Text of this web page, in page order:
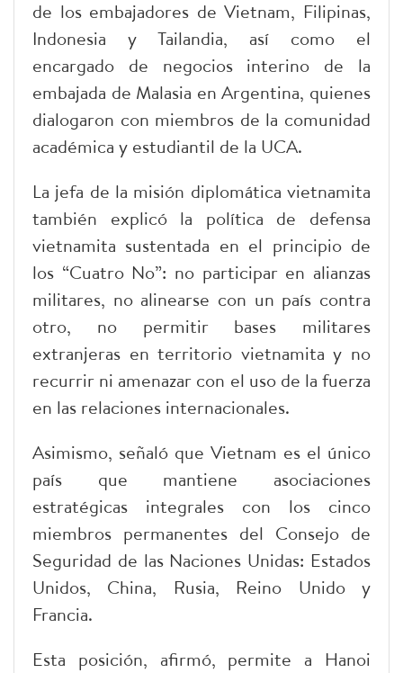
de los embajadores de Vietnam, Filipinas,
Indonesia y Tailandia, así como el
encargado de negocios interino de la
embajada de Malasia en Argentina, quienes
dialogaron con miembros de la comunidad
académica y estudiantil de la UCA.
La jefa de la misión diplomática vietnamita
también explicó la política de defensa
vietnamita sustentada en el principio de
los “Cuatro No”: no participar en alianzas
militares, no alinearse con un país contra
otro, no permitir bases militares
extranjeras en territorio vietnamita y no
recurrir ni amenazar con el uso de la fuerza
en las relaciones internacionales.
Asimismo, señaló que Vietnam es el único
país que mantiene asociaciones
estratégicas integrales con los cinco
miembros permanentes del Consejo de
Seguridad de las Naciones Unidas: Estados
Unidos, China, Rusia, Reino Unido y
Francia.​
Esta posición, afirmó, permite a Hanoi